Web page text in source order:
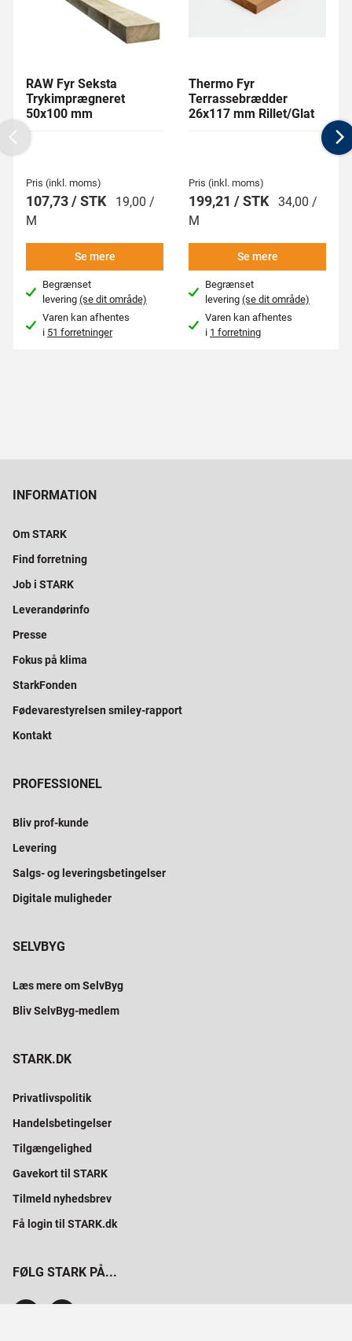
RAW Fyr Seksta
Trykimprægneret
50x100 mm
Pris (inkl. moms)
107,73 / STK
19,00 /
M
Se mere
Begrænset
levering(se dit område)
Varen kan afhentes
i 51 forretninger
Thermo Fyr
Terrassebrædder
26x117 mm Rillet/Glat
Pris (inkl. moms)
199,21 / STK 34,00 /
M
Se mere
Begrænset
levering(se dit område)
Varen kan afhentes
i 1 forretning
Previous
INFORMATION
Om STARK
Find forretning
Job i STARK
Leverandørinfo
Presse
Fokus på klima
StarkFonden
Fødevarestyrelsen smiley-rapport
Kontakt
PROFESSIONEL
Bliv prof-kunde
Levering
Salgs- og leveringsbetingelser
Digitale muligheder
SELVBYG
Læs mere om SelvByg
Bliv SelvByg-medlem
STARK.DK
Privatlivspolitik
Handelsbetingelser
Tilgængelighed
Gavekort til STARK
Tilmeld nyhedsbrev
Få login til STARK.dk
FØLG STARK PÅ...